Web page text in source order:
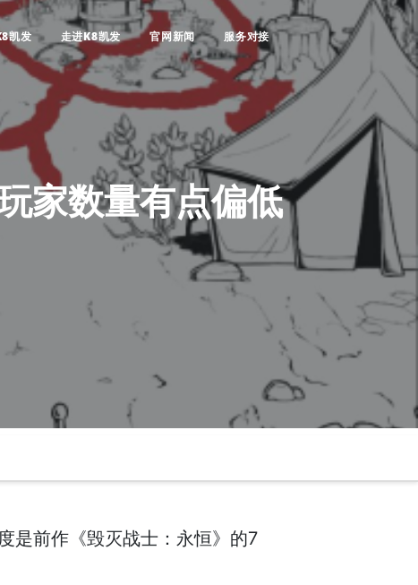
凯发 走进K8凯发 官网新闻 服务对接
家数量有点偏低
是前作《毁灭战士：永恒》的7